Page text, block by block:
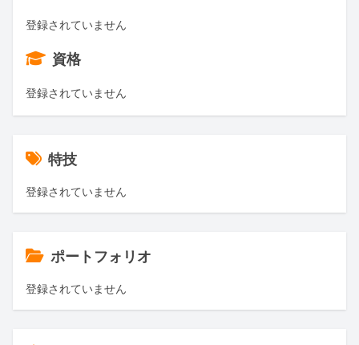
登録されていません
資格
登録されていません
特技
登録されていません
ポートフォリオ
登録されていません